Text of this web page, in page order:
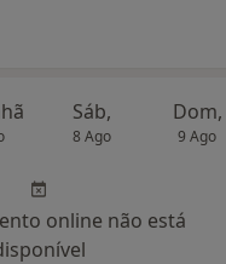
Sáb,
8 Ago
Dom,
9 Ago
online não está